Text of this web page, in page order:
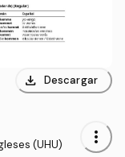
download Descargar
(UHU) more_vert